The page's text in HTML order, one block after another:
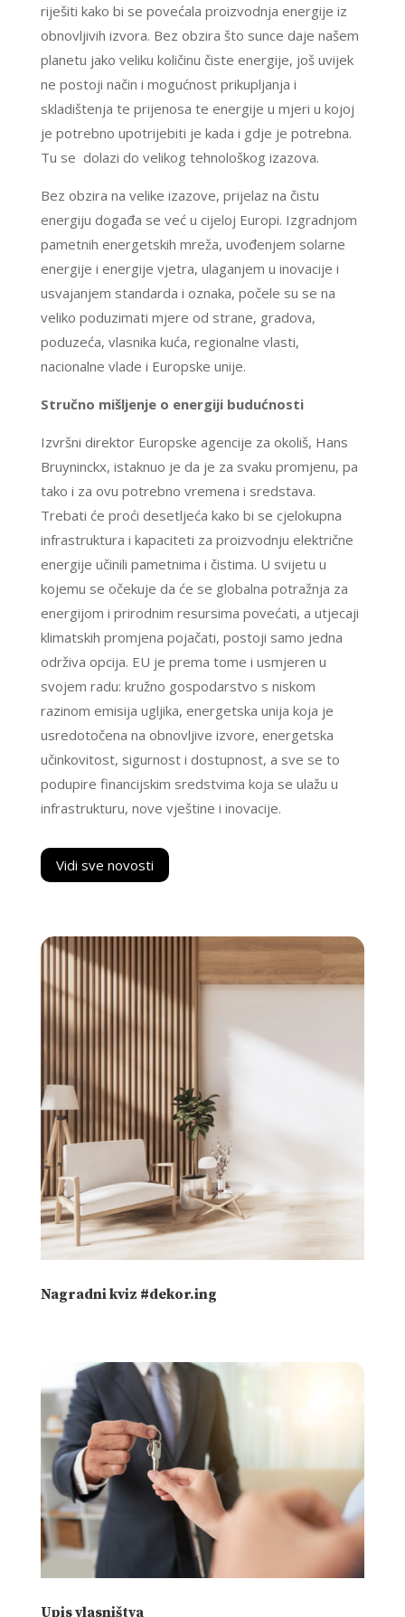
riješiti kako bi se povećala proizvodnja energije iz
obnovljivih izvora. Bez obzira što sunce daje našem
planetu jako veliku količinu čiste energije, još uvijek
ne postoji način i mogućnost prikupljanja i
skladištenja te prijenosa te energije u mjeri u kojoj
je potrebno upotrijebiti je kada i gdje je potrebna.
Tu se dolazi do velikog tehnološkog izazova.
Bez obzira na velike izazove, prijelaz na čistu
energiju događa se već u cijeloj Europi. Izgradnjom
pametnih energetskih mreža, uvođenjem solarne
energije i energije vjetra, ulaganjem u inovacije i
usvajanjem standarda i oznaka, počele su se na
veliko poduzimati mjere od strane, gradova,
poduzeća, vlasnika kuća, regionalne vlasti,
nacionalne vlade i Europske unije.
Stručno mišljenje o energiji budućnosti
Izvršni direktor Europske agencije za okoliš, Hans
Bruyninckx, istaknuo je da je za svaku promjenu, pa
tako i za ovu potrebno vremena i sredstava.
Trebati će proći desetljeća kako bi se cjelokupna
infrastruktura i kapaciteti za proizvodnju električne
energije učinili pametnima i čistima. U svijetu u
kojemu se očekuje da će se globalna potražnja za
energijom i prirodnim resursima povećati, a utjecaji
klimatskih promjena pojačati, postoji samo jedna
održiva opcija. EU je prema tome i usmjeren u
svojem radu: kružno gospodarstvo s niskom
razinom emisija ugljika, energetska unija koja je
usredotočena na obnovljive izvore, energetska
učinkovitost, sigurnost i dostupnost, a sve se to
podupire financijskim sredstvima koja se ulažu u
infrastrukturu, nove vještine i inovacije.
Vidi sve novosti
Nagradni kviz #dekor.ing
Upis vlasništva